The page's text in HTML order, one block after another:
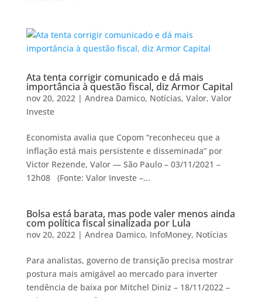
Ata tenta corrigir comunicado e dá mais
importância à questão fiscal, diz Armor Capital
nov 20, 2022| Andrea Damico, Notícias, Valor, Valor
Investe
Economista avalia que Copom “reconheceu que a
inflação está mais persistente e disseminada” por
Victor Rezende, Valor — São Paulo – 03/11/2021 –
12h08 (Fonte: Valor Investe –...
Bolsa está barata, mas pode valer menos ainda
com política fiscal sinalizada por Lula
nov 20, 2022| Andrea Damico, InfoMoney, Notícias
Para analistas, governo de transição precisa mostrar
postura mais amigável ao mercado para inverter
tendência de baixa por Mitchel Diniz – 18/11/2022 –